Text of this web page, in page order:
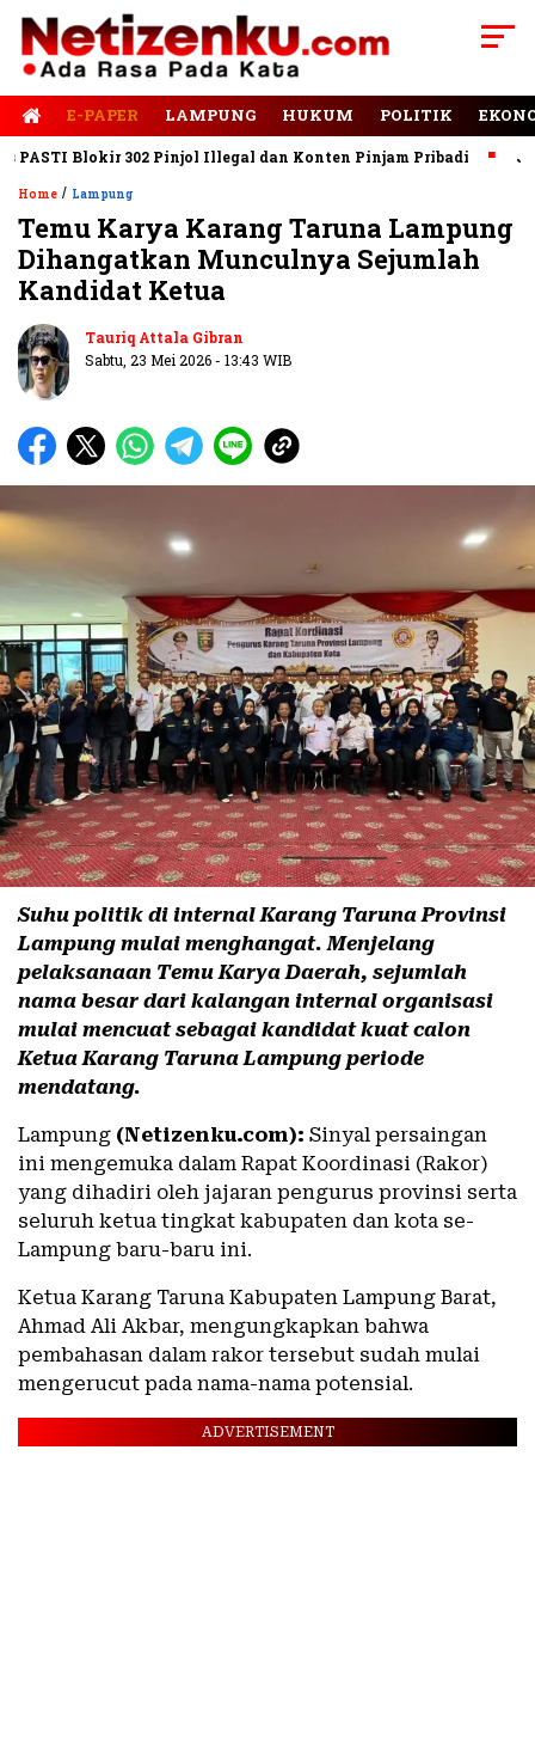
E-PAPER LAMPUNG HUKUM POLITIK
Blokir 302 Pinjol Illegal dan Konten Pinjam Pribadi Jalan
Home / Lampung
Temu Karya Karang Taruna Lampung
Dihangatkan Munculnya Sejumlah
Kandidat Ketua
Tauriq Attala Gibran
Sabtu, 23 Mei 2026 - 13:43 WIB
Suhu politik di internal Karang Taruna Provinsi
Lampung mulai menghangat. Menjelang
pelaksanaan Temu Karya Daerah, sejumlah
nama besar dari kalangan internal organisasi
mulai mencuat sebagai kandidat kuat calon
Ketua Karang Taruna Lampung periode
mendatang.
Lampung (Netizenku.com): Sinyal persaingan
ini mengemuka dalam Rapat Koordinasi (Rakor)
yang dihadiri oleh jajaran pengurus provinsi serta
seluruh ketua tingkat kabupaten dan kota se-
Lampung baru-baru ini.
Ketua Karang Taruna Kabupaten Lampung Barat,
Ahmad Ali Akbar, mengungkapkan bahwa
pembahasan dalam rakor tersebut sudah mulai
mengerucut pada nama-nama potensial.
ADVERTISEMENT